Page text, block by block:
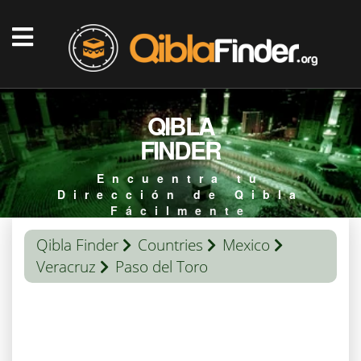
QIBLA
FINDER
Encuentra tu
Dirección de Qibla
Fácilmente
Qibla Finder Countries
Mexico
Veracruz
Paso del Toro